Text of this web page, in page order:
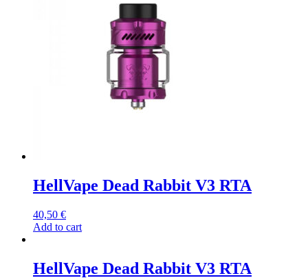
HellVape Dead Rabbit V3 RTA
40,50 €
Add to cart
HellVape Dead Rabbit V3 RTA